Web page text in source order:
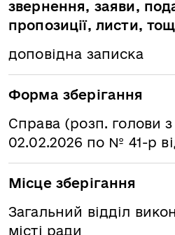
звернення, заяви,
пропозиції, листи,
доповідна записка
Форма зберігання
Справа (розп. голови
02.02.2026 по № 41-р
Місце зберігання
Загальний відділ
місті ради